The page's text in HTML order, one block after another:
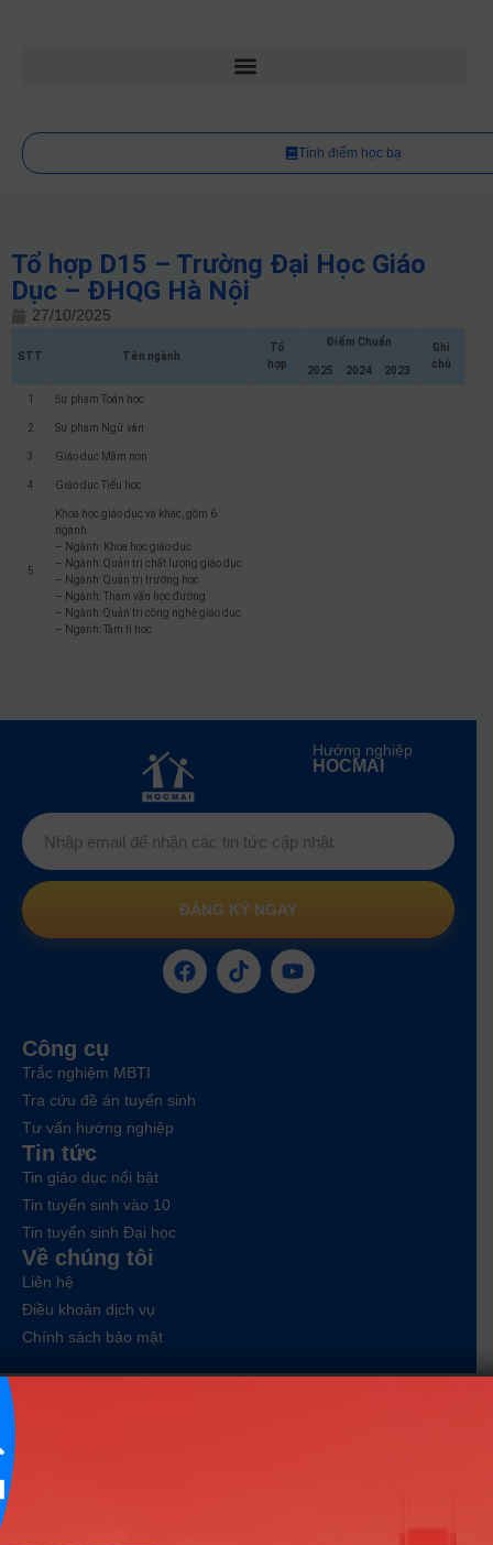
Tính điểm học bạ
Tổ hợp D15 – Trường Đại Học Giáo
Dục – ĐHQG Hà Nội
27/10/2025
STT Tên ngành
Tổ
hợp
Điểm Chuẩn
Ghi
chú
2025 2024 2023
1 Sư phạm Toán học
2 Sư phạm Ngữ văn
3 Giáo dục Mầm non
4 Giáo dục Tiểu học
5
Khoa học giáo dục và khác, gồm 6
ngành:
– Ngành: Khoa học giáo dục
– Ngành: Quản trị chất lượng giáo dục
– Ngành: Quản trị trường học
– Ngành: Tham vấn học đường
– Ngành: Quản trị công nghệ giáo dục
– Ngành: Tâm lí học
Hướng nghiệp
HOCMAI
ĐĂNG KÝ NGAY
Công cụ
Trắc nghiệm MBTI
Tra cứu đề án tuyển sinh
Tư vấn hướng nghiệp
Tin tức
Tin giáo dục nổi bật
Tin tuyển sinh vào 10
Tin tuyển sinh Đại học
Về chúng tôi
Liên hệ
Điều khoản dịch vụ
Chính sách bảo mật